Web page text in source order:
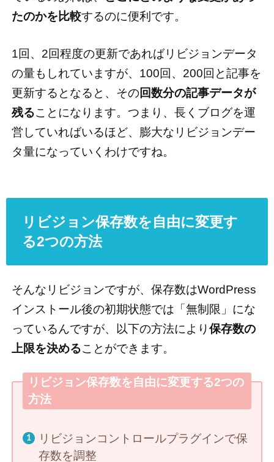
たのかを比較するのに便利です。
1回、2回程度の更新であればリビジョンデータ
の量もしれていますが、100回、200回と記事を
更新するとなると、その回数分の記事データが
残ることになります。つまり、長くブログを運
営していればいるほど、膨大なリビジョンデー
タ量になっていくわけですね。
リビジョン保存数を自由に変更す
る2つの方法
そんなリビジョンですが、保存数はWordPress
インストール後の初期状態では「無制限」にな
っているんですが、以下の方法により保存数の
上限を決めることができます。
リビジョン保存数を自由に変更する2つの
方法
リビジョンコントロールプラグインで保
存数を調整